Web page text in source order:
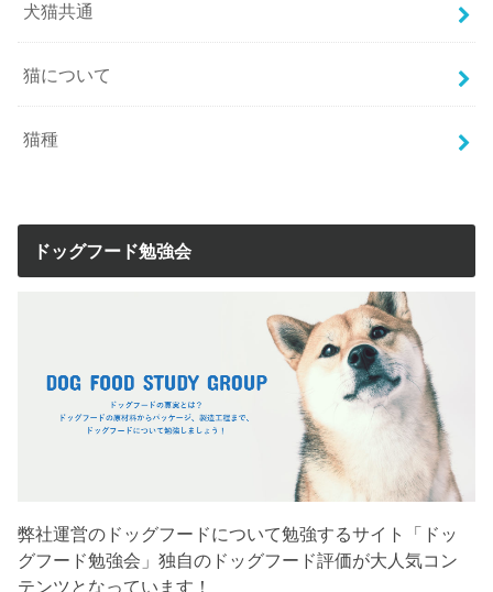
犬猫共通
猫について
猫種
ドッグフード勉強会
弊社運営のドッグフードについて勉強するサイト「ドッ
グフード勉強会」独自のドッグフード評価が大人気コン
テンツとなっています！